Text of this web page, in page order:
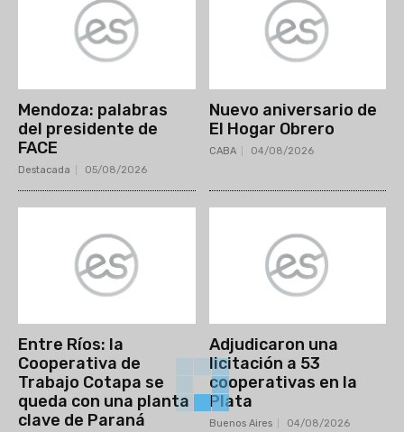
Mendoza: palabras
del presidente de
FACE
Destacada 05/08/2026
Nuevo aniversario de
El Hogar Obrero
CABA 04/08/2026
Entre Ríos: la
Cooperativa de
Trabajo Cotapa se
queda con una planta
clave de Paraná
Adjudicaron una
licitación a 53
cooperativas en la
Plata
Buenos Aires 04/08/2026